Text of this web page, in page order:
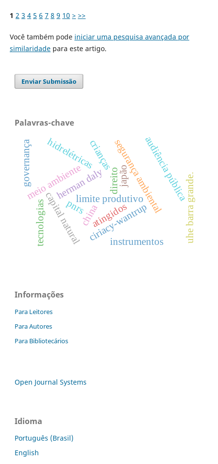
1 2 3 4 5 6 7 8 9 10 > >>
Você também pode iniciar uma pesquisa avançada por
similaridadepara este artigo.
Enviar Submissão
Palavras-chave
ciriacy-wantrup
herman daly segurança ambiental
limite produtivo
capital natural
meio ambiente japão audiência pública
atingidos
direito
hidrelétricas
uhe barra grande.
pnrs
instrumentos
china
governança
tecnologias
crianças
Informações
Para Leitores
Para Autores
Para Bibliotecários
Open Journal Systems
Idioma
Português (Brasil)
English